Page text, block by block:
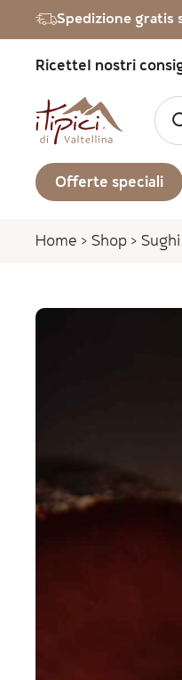
Spedizione gratis
RicetteI nostri
Offerte speciali
Home > Shop >